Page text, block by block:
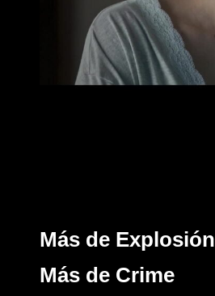
Más de Explosión
Más de Crime